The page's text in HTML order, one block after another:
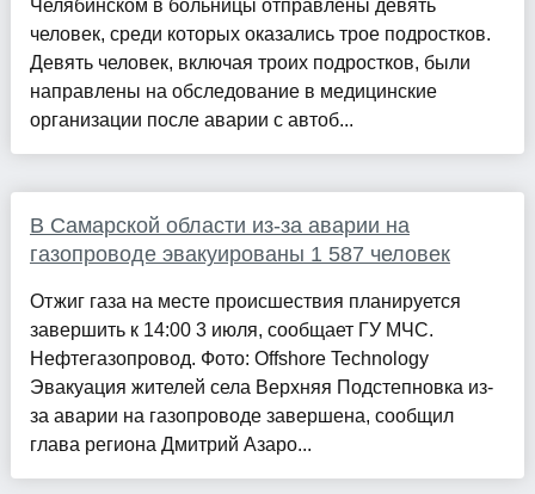
Челябинском в больницы отправлены девять
человек, среди которых оказались трое подростков.
Девять человек, включая троих подростков, были
направлены на обследование в медицинские
организации после аварии с автоб...
В Самарской области из-за аварии на
газопроводе эвакуированы 1 587 человек
Отжиг газа на месте происшествия планируется
завершить к 14:00 3 июля, сообщает ГУ МЧС.
Нефтегазопровод. Фото: Offshore Technology
Эвакуация жителей села Верхняя Подстепновка из-
за аварии на газопроводе завершена, сообщил
глава региона Дмитрий Азаро...